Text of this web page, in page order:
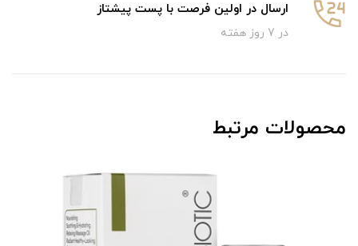
ارسال در اولین فرصت با پست پیشتاز
در 7 روز هفته
محصولات مرتبط